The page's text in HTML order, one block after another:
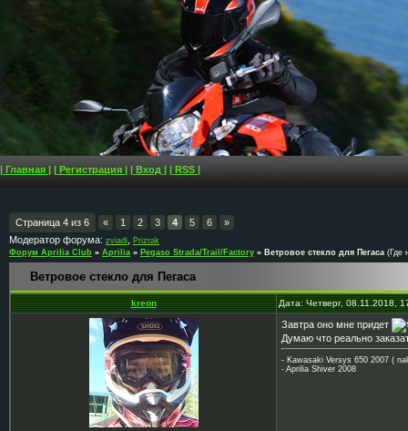
| Главная | | Регистрация | | Вход | | RSS |
Страница 4 из 6 « 1 2 3 4 5 6
»
Модератор форума: zviadi
Prizrak
Форум Aprilia Club » Aprilia » Pegaso Strada/Trail/Factory » Ветровое стекло для Пегаса (Где
Ветровое стекло для Пегаса
kreon Дата: Четверг, 08.11.2018,
Завтра оно мне придет
Думаю что реально
- Kawasaki Versys 650 2007 (
- Aprilia Shiver 2008